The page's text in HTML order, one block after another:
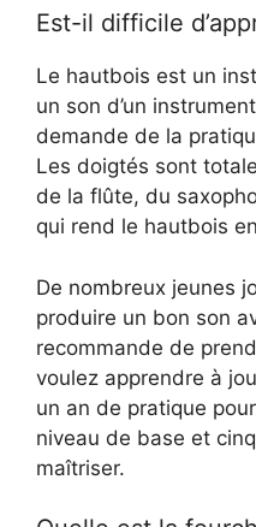
Est-il difficile
Le hautbois est un
un son d’un
demande de la
Les doigtés sont
de la flûte, du
qui rend le hautbois
De nombreux jeunes
produire un bon son
recommande de
voulez apprendre à
un an de pratique
niveau de base et
maîtriser.